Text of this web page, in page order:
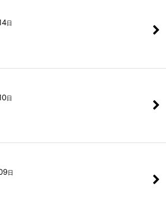
日
日
日